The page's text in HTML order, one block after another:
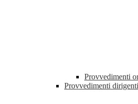
Provvedimenti
Provvedimenti